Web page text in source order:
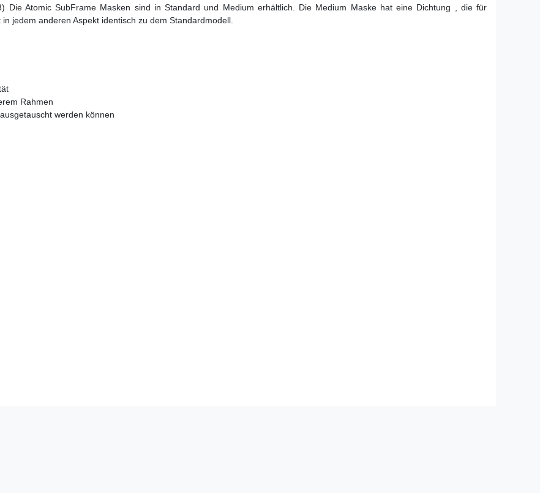
Die Atomic SubFrame Masken sind in Standard und Medium erhältlich. Die Medium Maske hat eine Dichtung , die für
jedem anderen Aspekt identisch zu dem Standardmodell.
Rahmen
werden können